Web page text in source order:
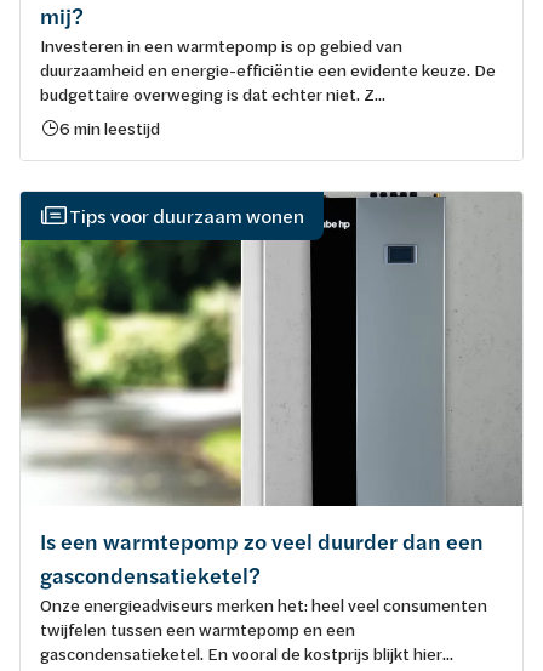
mij?
Investeren in een warmtepomp is op gebied van
duurzaamheid en energie-efficiëntie een evidente keuze. De
budgettaire overweging is dat echter niet. Z...
6 min leestijd
Tips voor duurzaam wonen
Is een warmtepomp zo veel duurder dan een
gascondensatieketel?
Onze energieadviseurs merken het: heel veel consumenten
twijfelen tussen een warmtepomp en een
gascondensatieketel. En vooral de kostprijs blijkt hier...